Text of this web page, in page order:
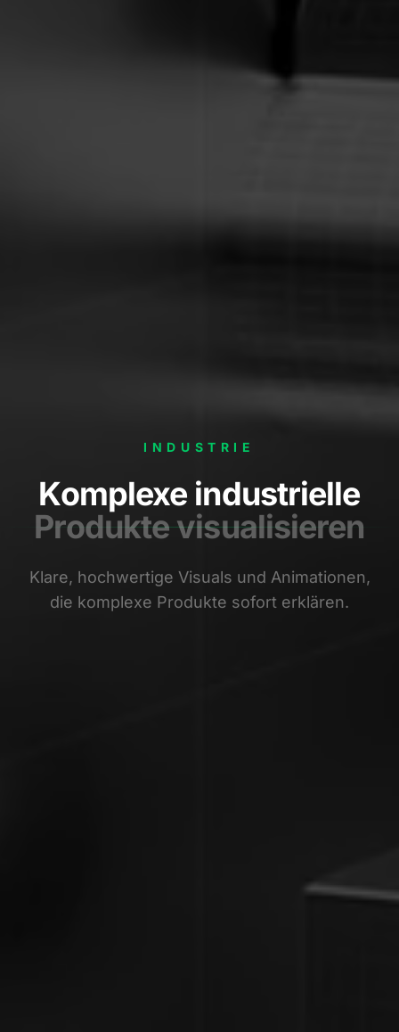
INDUSTRIE
Komplexe industrielle
Produkte visualisieren
Klare, hochwertige Visuals und Animationen,
die komplexe Produkte sofort erklären.